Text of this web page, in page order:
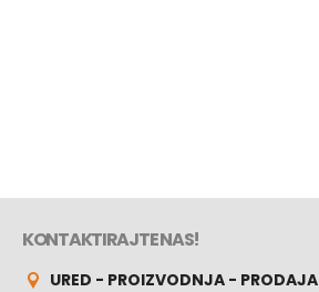
KONTAKTIRAJTE NAS!
URED - PROIZVODNJA - PRODAJA